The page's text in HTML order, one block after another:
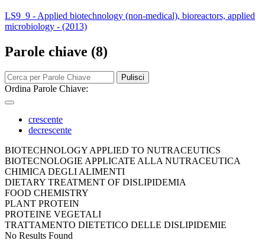
LS9_9 - Applied biotechnology (non-medical), bioreactors, applied
microbiology - (2013)
Parole chiave (8)
Pulisci
Ordina Parole Chiave:
crescente
decrescente
BIOTECHNOLOGY APPLIED TO NUTRACEUTICS
BIOTECNOLOGIE APPLICATE ALLA NUTRACEUTICA
CHIMICA DEGLI ALIMENTI
DIETARY TREATMENT OF DISLIPIDEMIA
FOOD CHEMISTRY
PLANT PROTEIN
PROTEINE VEGETALI
TRATTAMENTO DIETETICO DELLE DISLIPIDEMIE
No Results Found